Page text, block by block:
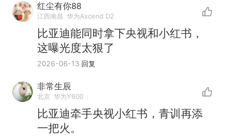
红尘有你88
江西南昌 华为Ascend D2
比亚迪能同时拿下央视和小红书，
这曝光度太狠了
2026-06-13 回复
非常生辰
北京 华为Y600
比亚迪牵手央视小红书，青训再添
一把火。